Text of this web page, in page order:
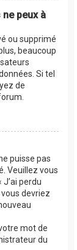
peux à
ou supprimé
beaucoup
Si tel
de
puisse pas
Veuillez vous
perdu
devriez
mot de
du